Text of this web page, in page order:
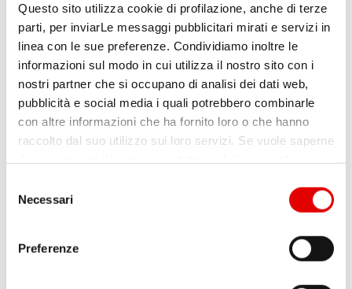
Questo sito utilizza cookie di profilazione, anche di terze
parti, per inviarLe messaggi pubblicitari mirati e servizi in
linea con le sue preferenze. Condividiamo inoltre le
informazioni sul modo in cui utilizza il nostro sito con i
nostri partner che si occupano di analisi dei dati web,
pubblicità e social media i quali potrebbero combinarle
con altre informazioni che ha fornito loro o che hanno
raccolto dal suo utilizzo sui loro servizi. Se vuole saperne
sul tasto “Accetta tutti”. Se non vuole i cookie di
Necessari
Preferenze
Economic Council for Europe) è stata
introdotta per contrastare principalmente
due tipi di attacchi: il primo è rivolto alla
protezione delle tecnologie di bordo che
assistono il guidatore (attacchi tramite il Gps,
il Wi-Fi, il Bluetooth, la connettività da
veicolo a veicolo e l’ingresso nell’autovettura
senza chiave); il secondo nasce con l'intento
di garantire la cybersecurity a quegli aspetti
di connettività che interessano i livelli